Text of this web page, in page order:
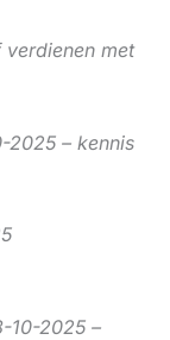
met
2025 – kennis
10-2025 –